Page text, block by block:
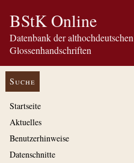
BStK Online
Datenbank der
Glossenhandschriften
Suche
Startseite
Aktuelles
Benutzerhinweise
Datenschnitte